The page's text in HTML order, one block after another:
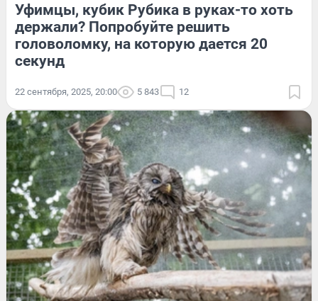
Уфимцы, кубик Рубика в руках-то хоть
держали? Попробуйте решить
головоломку, на которую дается 20
секунд
22 сентября, 2025, 20:00 5 843 12